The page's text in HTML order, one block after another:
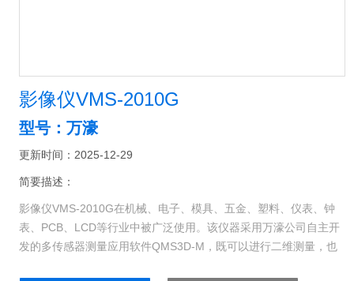
影像仪VMS-2010G
型号：万濠
更新时间：2025-12-29
简要描述：
影像仪VMS-2010G在机械、电子、模具、五金、塑料、仪表、钟
表、PCB、LCD等行业中被广泛使用。该仪器采用万濠公司自主开
发的多传感器测量应用软件QMS3D-M，既可以进行二维测量，也